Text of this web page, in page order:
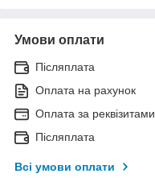
Умови оплати
Післяплата
Оплата на рахунок
Оплата за реквізитами
Післяплата
Всі умови оплати